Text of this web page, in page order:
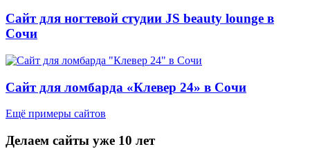
Сайт для ногтевой студии JS beauty lounge в
Сочи
Сайт для ломбарда «Клевер 24» в Сочи
Ещё примеры сайтов
Делаем сайты уже 10 лет